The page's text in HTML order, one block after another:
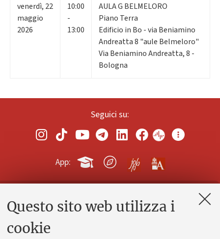
Questo sito web utilizza i
cookie
venerdì, 22
maggio
2026
10:00
-
13:00
AULA G BELMELORO
Piano Terra
Edificio in Bo - via Beniamino
Andreatta 8 "aule Belmeloro"
Via Beniamino Andreatta, 8 -
Bologna
Seguici su:
App:
Contatti e PEC